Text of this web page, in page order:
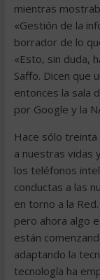
mientras
«Gestión de la
borrador de lo
«Esto, sin duda,
Saffo. Dicen que
entonces la sala
por Google y la
Hace sólo
a nuestras vidas
los teléfonos
conductas a las
en torno a la
pero ahora algo
están
adaptando la
tecnología ha